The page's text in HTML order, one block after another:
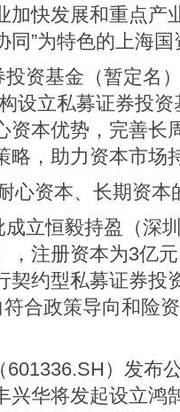
加快发展和重点产
同”为特色的上海
资基金（暂定名
设立私募证券投
资本优势，完善长
略，助力资本市场
心资本、长期资
立恒毅持盈（深
，注册资本为3亿
契约型私募证券投
合政策导向和险
601336.SH）发布
兴华将发起设立鸿